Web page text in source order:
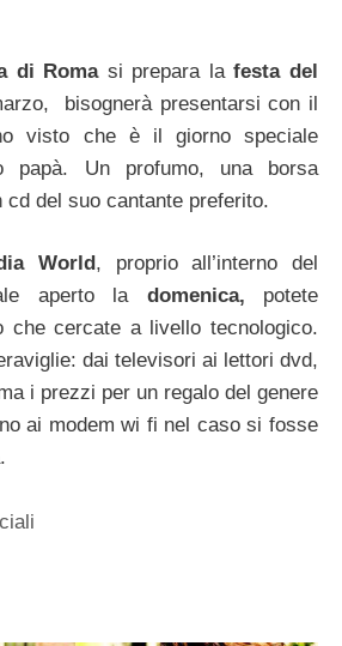
di Romasi prepara lafesta del
bisognerà presentarsi con il
visto che è il giorno speciale
papà. Un profumo, una borsa
cd del suo cantante preferito.
World, proprio all’interno del
aperto la domenica, potete
che cercate a livello tecnologico.
dai televisori ai lettori dvd,
i prezzi per un regalo del genere
ai modem wi fi nel caso si fosse